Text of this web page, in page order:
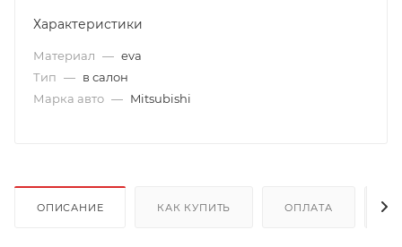
Характеристики
Материал — eva
Тип — в салон
Марка авто — Mitsubishi
ОПИСАНИЕ КАК КУПИТЬ ОПЛАТА